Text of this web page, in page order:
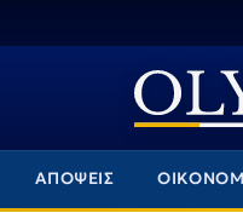
ΑΠΟΨΕΙΣ